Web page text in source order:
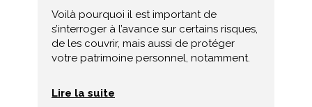
Voilà pourquoi il est important de
s’interroger à l’avance sur certains risques,
de les couvrir, mais aussi de protéger
votre patrimoine personnel, notamment.
Lire la suite